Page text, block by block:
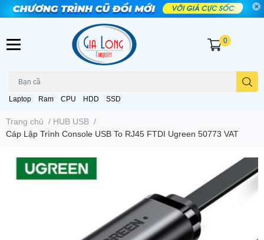
Laptop Ram CPU HDD SSD
0
Trang chủ / HUB USB /
Cáp Lập Trình Console USB To RJ45 FTDI Ugreen 50773 VAT